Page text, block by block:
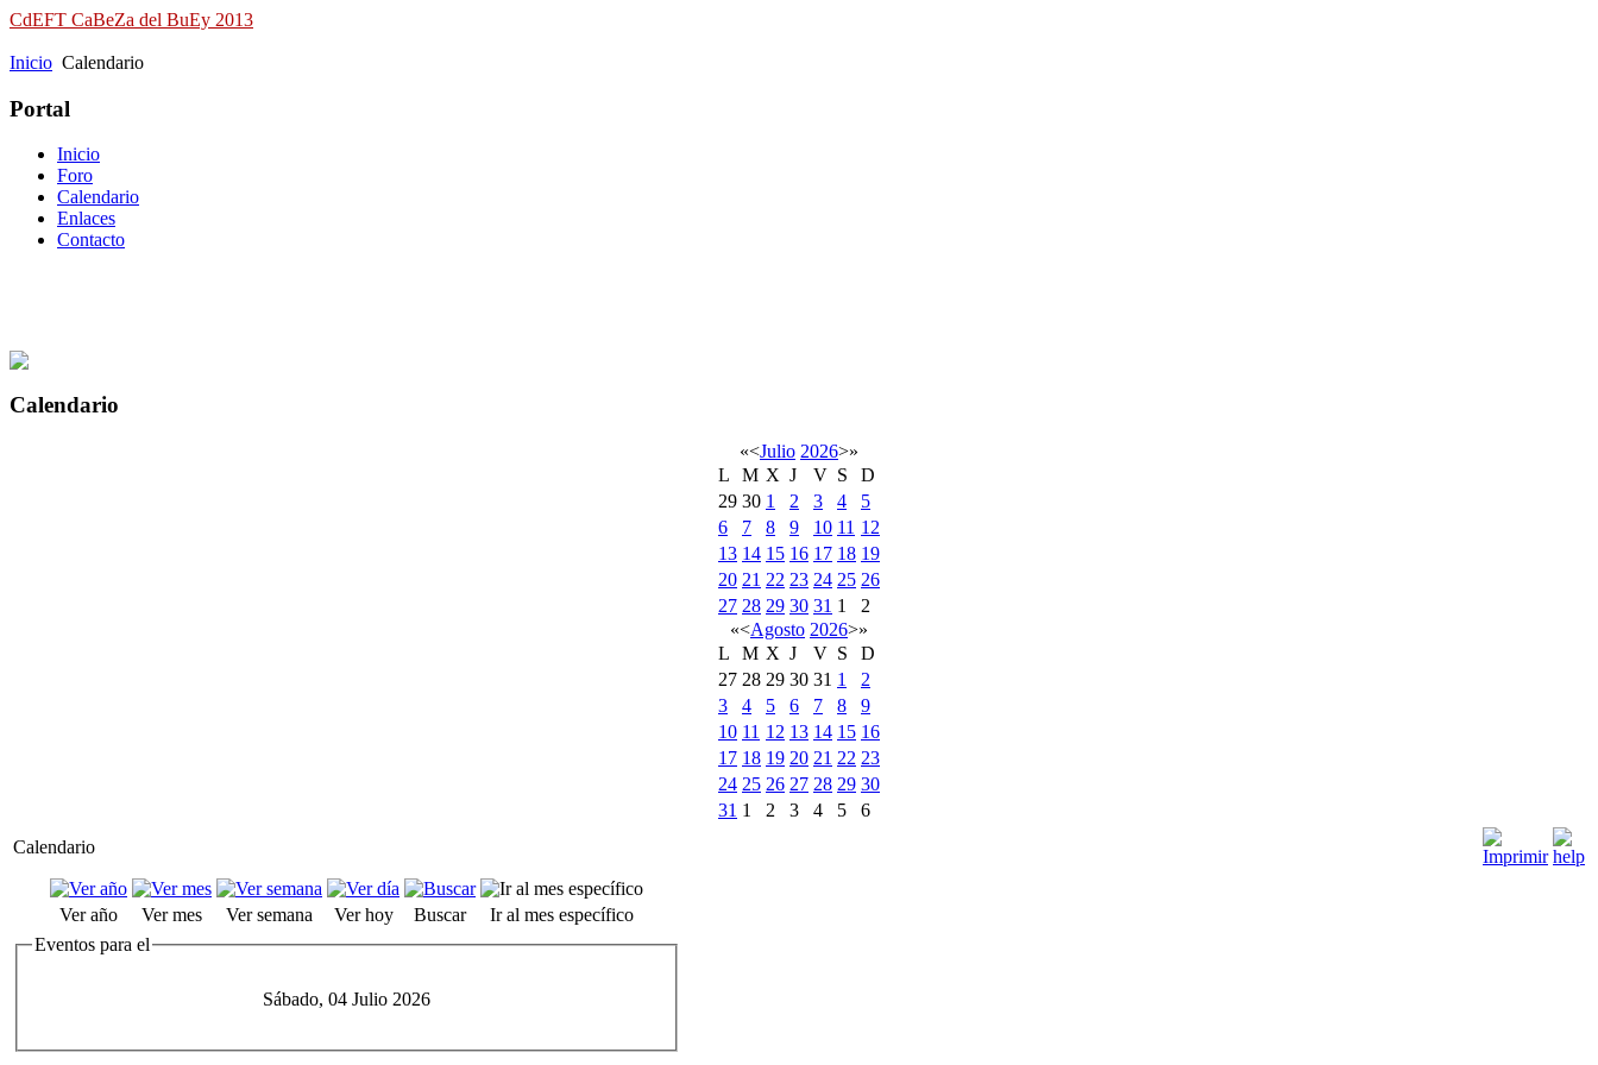
CdEFT CaBeZa del BuEy 2013
Inicio Calendario
Portal
Inicio
Foro
Calendario
Enlaces
Contacto
Calendario
«<Julio 2026>»
L
M X J V S
D
29 30 1 2 3 4
5
6
7 8 9 10 11 12
13 14 15 16 17 18 19
20 21 22 23 24 25 26
27 28 29 30 31 1
2
«<Agosto 2026>»
L
M X J V S
D
27 28 29 30 31 1
2
3
4 5 6 7 8
9
10 11 12 13 14 15 16
17 18 19 20 21 22 23
24 25 26 27 28 29 30
31 1 2 3 4 5
6
Calendario
Ver año Ver mes Ver semana Ver hoy Buscar
Ir al mes específico
Eventos para el
Sábado, 04 Julio 2026